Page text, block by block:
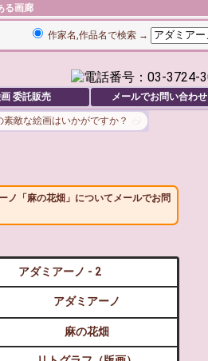
る画廊
作家名,作品名で検索 →
委託販売 メールでお問い合わせ
敵な絵画はいかがですか？
ノ「麻の花畑」についてメールでお問
アダミアーノ - 2
アダミアーノ
麻の花畑